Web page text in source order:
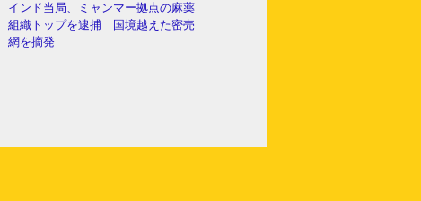
インド当局、ミャンマー拠点の麻薬
組織トップを逮捕 国境越えた密売
網を摘発